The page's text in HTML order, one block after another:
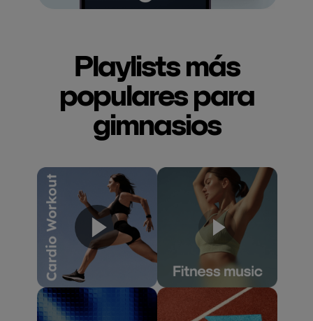
Playlists más
populares para
gimnasios